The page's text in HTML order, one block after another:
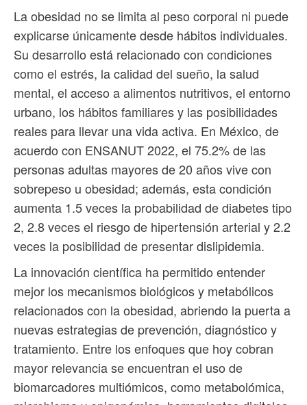
La obesidad no se limita al peso corporal ni puede
explicarse únicamente desde hábitos individuales.
Su desarrollo está relacionado con condiciones
como el estrés, la calidad del sueño, la salud
mental, el acceso a alimentos nutritivos, el entorno
urbano, los hábitos familiares y las posibilidades
reales para llevar una vida activa. En México, de
acuerdo con ENSANUT 2022, el 75.2% de las
personas adultas mayores de 20 años vive con
sobrepeso u obesidad; además, esta condición
aumenta 1.5 veces la probabilidad de diabetes tipo
2, 2.8 veces el riesgo de hipertensión arterial y 2.2
veces la posibilidad de presentar dislipidemia.
La innovación científica ha permitido entender
mejor los mecanismos biológicos y metabólicos
relacionados con la obesidad, abriendo la puerta a
nuevas estrategias de prevención, diagnóstico y
tratamiento. Entre los enfoques que hoy cobran
mayor relevancia se encuentran el uso de
biomarcadores multiómicos, como metabolómica,